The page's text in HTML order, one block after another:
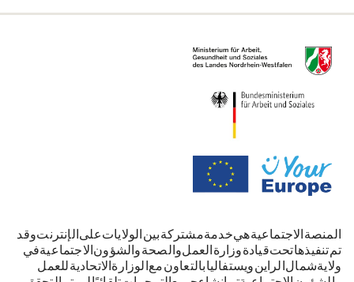
المنصة الاجتماعية هي خدمة مشتركة بين الولايات على الإنترنت. وقد
تم تنفيذها تحت قيادة وزارة العمل والصحة والشؤون الاجتماعية في
ولاية شمال الراين-ويستفاليا بالتعاون مع الوزارة الاتحادية للعمل